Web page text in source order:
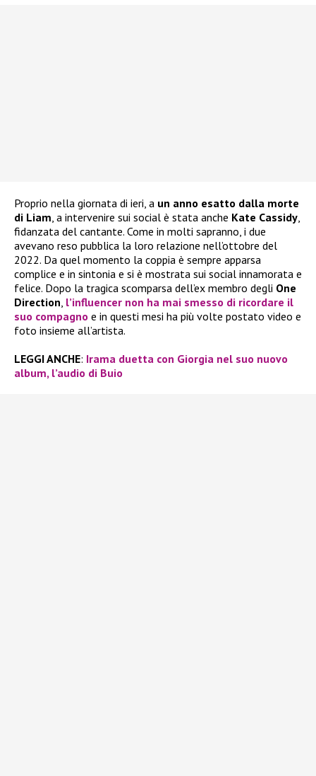
Proprio nella giornata di ieri, a un anno esatto dalla morte
di Liam, a intervenire sui social è stata anche Kate Cassidy,
fidanzata del cantante. Come in molti sapranno, i due
avevano reso pubblica la loro relazione nell’ottobre del
2022. Da quel momento la coppia è sempre apparsa
complice e in sintonia e si è mostrata sui social innamorata e
felice. Dopo la tragica scomparsa dell’ex membro degli One
Direction, l’influencer non ha mai smesso di ricordare il
suo compagno e in questi mesi ha più volte postato video e
foto insieme all’artista.
LEGGI ANCHE: Irama duetta con Giorgia nel suo nuovo
album, l’audio di Buio